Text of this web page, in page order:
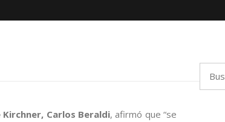
Carlos Beraldi, afirmó que “se